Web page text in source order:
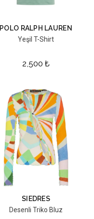
POLO RALPH LAUREN
Yeşil T-Shirt
2,500 ₺
SIEDRES
Desenli Triko Bluz